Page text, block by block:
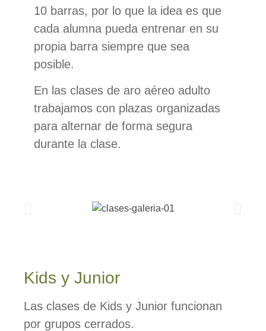
10 barras, por lo que la idea es que
cada alumna pueda entrenar en su
propia barra siempre que sea
posible.
En las clases de aro aéreo adulto
trabajamos con plazas organizadas
para alternar de forma segura
durante la clase.
Kids y Junior
Las clases de Kids y Junior funcionan
por grupos cerrados.